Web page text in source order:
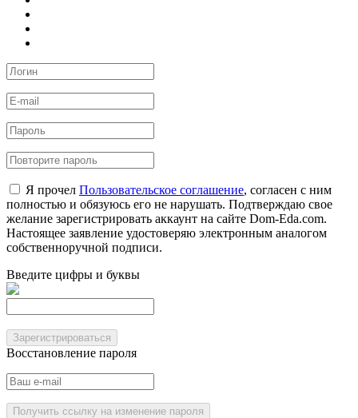
Я прочел Пользовательское соглашение, согласен с ним
полностью и обязуюсь его не нарушать. Подтверждаю свое
желание зарегистрировать аккаунт на сайте Dom-Eda.com.
Настоящее заявление удостоверяю электронным аналогом
собственноручной подписи.
Введите цифры и буквы
Зарегистрироваться
Восстановление пароля
Получить ссылку на изменение пароля